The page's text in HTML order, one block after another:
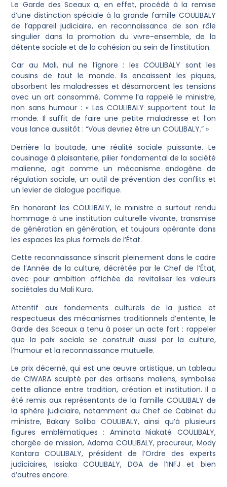
Le Garde des Sceaux a, en effet, procédé à la remise
d’une distinction spéciale à la grande famille COULIBALY
de l’appareil judiciaire, en reconnaissance de son rôle
singulier dans la promotion du vivre-ensemble, de la
détente sociale et de la cohésion au sein de l’institution.
Car au Mali, nul ne l’ignore : les COULIBALY sont les
cousins de tout le monde. Ils encaissent les piques,
absorbent les maladresses et désamorcent les tensions
avec un art consommé. Comme l’a rappelé le ministre,
non sans humour : « Les COULIBALY supportent tout le
monde. Il suffit de faire une petite maladresse et l’on
vous lance aussitôt : “Vous devriez être un COULIBALY.” »
Derrière la boutade, une réalité sociale puissante. Le
cousinage à plaisanterie, pilier fondamental de la société
malienne, agit comme un mécanisme endogène de
régulation sociale, un outil de prévention des conflits et
un levier de dialogue pacifique.
En honorant les COULIBALY, le ministre a surtout rendu
hommage à une institution culturelle vivante, transmise
de génération en génération, et toujours opérante dans
les espaces les plus formels de l’État.
Cette reconnaissance s’inscrit pleinement dans le cadre
de l’Année de la culture, décrétée par le Chef de l’État,
avec pour ambition affichée de revitaliser les valeurs
sociétales du Mali Kura.
Attentif aux fondements culturels de la justice et
respectueux des mécanismes traditionnels d’entente, le
Garde des Sceaux a tenu à poser un acte fort : rappeler
que la paix sociale se construit aussi par la culture,
l’humour et la reconnaissance mutuelle.
Le prix décerné, qui est une œuvre artistique, un tableau
de CIWARA sculpté par des artisans maliens, symbolise
cette alliance entre tradition, création et institution. Il a
été remis aux représentants de la famille COULIBALY de
la sphère judiciaire, notamment au Chef de Cabinet du
ministre, Bakary Soliba COULIBALY, ainsi qu’à plusieurs
figures emblématiques : Aminata Niakaté COULIBALY,
chargée de mission, Adama COULIBALY, procureur, Mody
Kantara COULIBALY, président de l’Ordre des experts
judiciaires, Issiaka COULIBALY, DGA de l’INFJ et bien
d’autres encore.